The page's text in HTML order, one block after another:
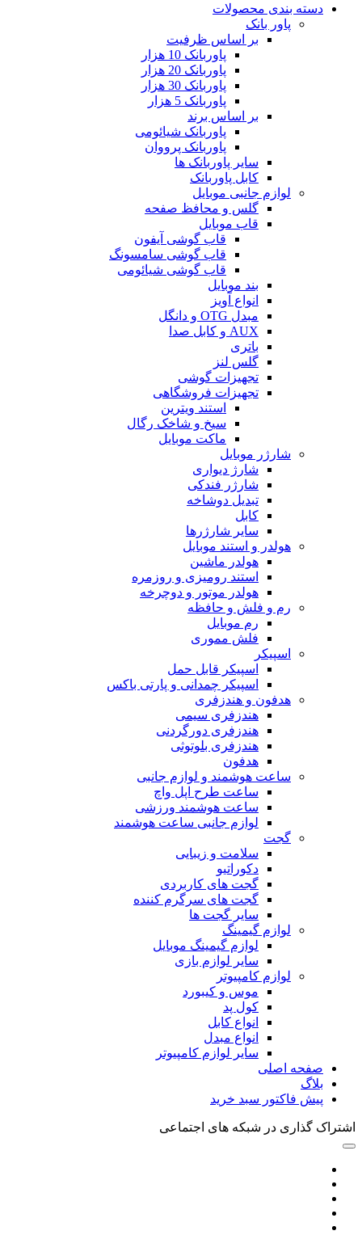
دسته بندی محصولات
پاور بانک
بر اساس ظرفیت
پاوربانک 10 هزار
پاوربانک 20 هزار
پاوربانک 30 هزار
پاوربانک 5 هزار
بر اساس برند
پاوربانک شیائومی
پاوربانک پرووان
سایر پاوربانک ها
کابل پاوربانک
لوازم جانبی موبایل
گلس و محافظ صفحه
قاب موبایل
قاب گوشی آیفون
قاب گوشی سامسونگ
قاب گوشی شیائومی
بند موبایل
انواع آویز
مبدل OTG و دانگل
AUX و کابل صدا
باتری
گلس لنز
تجهیزات گوشی
تجهیزات فروشگاهی
استند ویترین
سیخ و شاخک رگال
ماکت موبایل
شارژر موبایل
شارژ دیواری
شارژر فندکی
تبدیل دوشاخه
کابل
سایر شارژرها
هولدر و استند موبایل
هولدر ماشین
استند رومیزی و روزمره
هولدر موتور و دوچرخه
رم و فلش و حافظه
رم موبایل
فلش مموری
اسپیکر
اسپیکر قابل حمل
اسپیکر چمدانی و پارتی باکس
هدفون و هندزفری
هندزفری سیمی
هندزفری دورگردنی
هندزفری بلوتوثی
هدفون
ساعت هوشمند و لوازم جانبی
ساعت طرح اپل واچ
ساعت هوشمند ورزشی
لوازم جانبی ساعت هوشمند
گجت
سلامت و زیبایی
دکوراتیو
گجت های کاربردی
گجت های سرگرم کننده
سایر گجت ها
لوازم گیمینگ
لوازم گیمینگ موبایل
سایر لوازم بازی
لوازم کامپیوتر
موس و کیبورد
کول پد
انواع کابل
انواع مبدل
سایر لوازم کامپیوتر
صفحه اصلی
بلاگ
پیش فاکتور سبد خرید
اشتراک گذاری در شبکه های اجتماعی